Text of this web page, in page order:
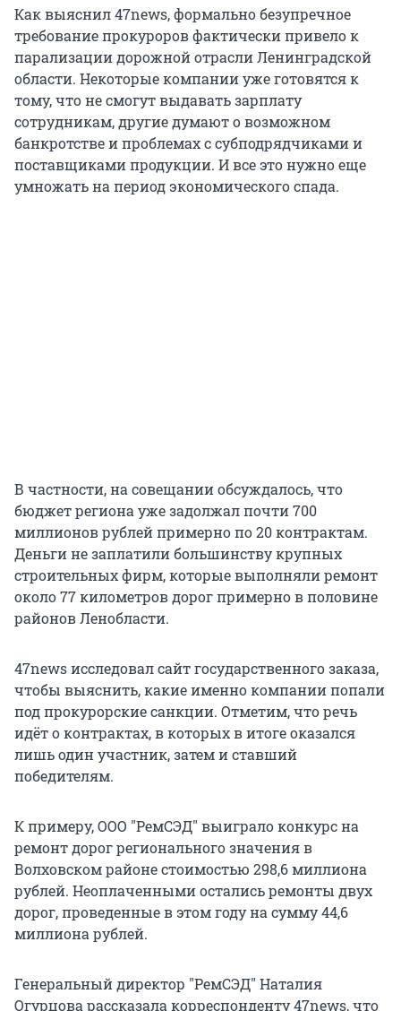
Как выяснил 47news, формально безупречное
требование прокуроров фактически привело к
парализации дорожной отрасли Ленинградской
области. Некоторые компании уже готовятся к
тому, что не смогут выдавать зарплату
сотрудникам, другие думают о возможном
банкротстве и проблемах с субподрядчиками и
поставщиками продукции. И все это нужно еще
умножать на период экономического спада.
В частности, на совещании обсуждалось, что
бюджет региона уже задолжал почти 700
миллионов рублей примерно по 20 контрактам.
Деньги не заплатили большинству крупных
строительных фирм, которые выполняли ремонт
около 77 километров дорог примерно в половине
районов Ленобласти.
47news исследовал сайт государственного заказа,
чтобы выяснить, какие именно компании попали
под прокурорские санкции. Отметим, что речь
идёт о контрактах, в которых в итоге оказался
лишь один участник, затем и ставший
победителям.
К примеру, ООО "РемСЭД" выиграло конкурс на
ремонт дорог регионального значения в
Волховском районе стоимостью 298,6 миллиона
рублей. Неоплаченными остались ремонты двух
дорог, проведенные в этом году на сумму 44,6
миллиона рублей.
Генеральный директор "РемСЭД" Наталия
Огурцова рассказала корреспонденту 47news, что